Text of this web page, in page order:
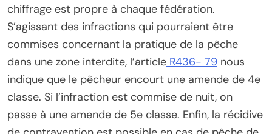
chiffrage est propre à chaque fédération.
S’agissant des infractions qui pourraient être
commises concernant la pratique de la pêche
dans une zone interdite, l’article R436- 79 nous
indique que le pêcheur encourt une amende de 4e
classe. Si l’infraction est commise de nuit, on
passe à une amende de 5e classe. Enfin, la récidive